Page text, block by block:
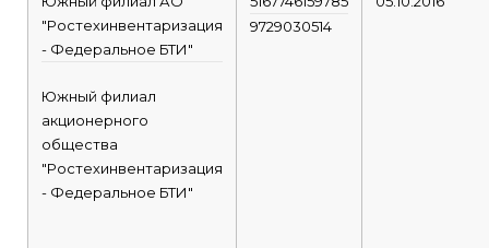
"Ростехинвентаризация
- Федеральное БТИ"
Южный филиал
акционерного
общества
"Ростехинвентаризация
- Федеральное БТИ"
9729030514